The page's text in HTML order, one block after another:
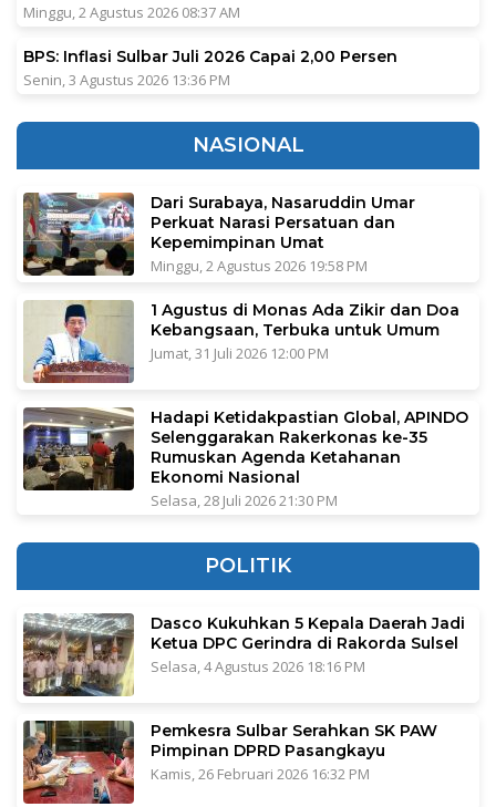
Minggu, 2 Agustus 2026 08:37 AM
BPS: Inflasi Sulbar Juli 2026 Capai 2,00 Persen
Senin, 3 Agustus 2026 13:36 PM
NASIONAL
Dari Surabaya, Nasaruddin Umar
Perkuat Narasi Persatuan dan
Kepemimpinan Umat
Minggu, 2 Agustus 2026 19:58 PM
1 Agustus di Monas Ada Zikir dan Doa
Kebangsaan, Terbuka untuk Umum
Jumat, 31 Juli 2026 12:00 PM
Hadapi Ketidakpastian Global, APINDO
Selenggarakan Rakerkonas ke-35
Rumuskan Agenda Ketahanan
Ekonomi Nasional
Selasa, 28 Juli 2026 21:30 PM
POLITIK
Dasco Kukuhkan 5 Kepala Daerah Jadi
Ketua DPC Gerindra di Rakorda Sulsel
Selasa, 4 Agustus 2026 18:16 PM
Pemkesra Sulbar Serahkan SK PAW
Pimpinan DPRD Pasangkayu
Kamis, 26 Februari 2026 16:32 PM